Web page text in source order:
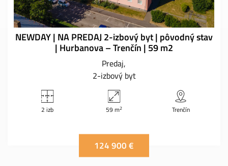
NEWDAY | NA PREDAJ 2-izbový byt | pôvodný stav
| Hurbanova – Trenčín | 59 m2
Predaj
2-izbový byt
2 izb 59 m2 Trenčín
124 900 €